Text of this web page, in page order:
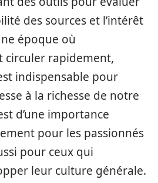
des sources et l’intérêt
époque où
circuler rapidement,
indispensable pour
à la richesse de notre
d’une importance
pour les passionnés
pour ceux qui
leur culture générale.